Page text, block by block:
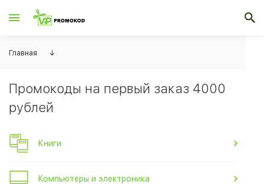
Главная ↓
Промокоды на первый заказ 4000
рублей
Книги
Компьютеры и электроника